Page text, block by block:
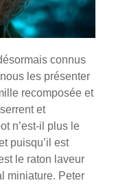
connus
les présenter
recomposée et
et
n’est-il plus le
puisqu’il est
le raton laveur
miniature. Peter